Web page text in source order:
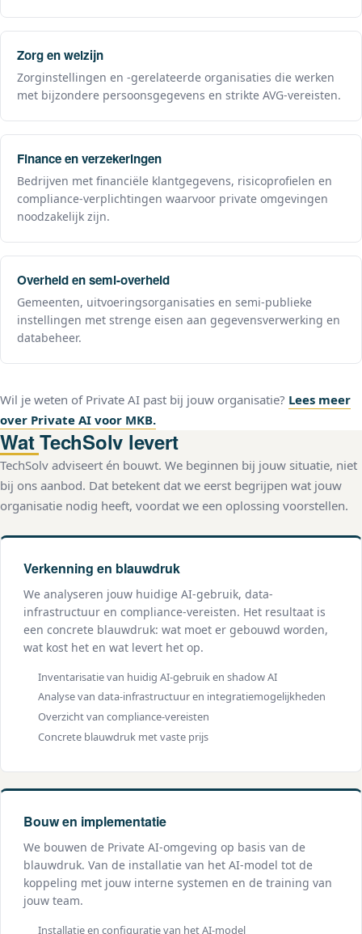
Zorg en welzijn
Zorginstellingen en -gerelateerde organisaties die werken
met bijzondere persoonsgegevens en strikte AVG-vereisten.
Finance en verzekeringen
Bedrijven met financiële klantgegevens, risicoprofielen en
compliance-verplichtingen waarvoor private omgevingen
noodzakelijk zijn.
Overheid en semi-overheid
Gemeenten, uitvoeringsorganisaties en semi-publieke
instellingen met strenge eisen aan gegevensverwerking en
databeheer.
Wil je weten of Private AI past bij jouw organisatie? Lees meer
over Private AI voor MKB.
Wat TechSolv levert
TechSolv adviseert én bouwt. We beginnen bij jouw situatie, niet
bij ons aanbod. Dat betekent dat we eerst begrijpen wat jouw
organisatie nodig heeft, voordat we een oplossing voorstellen.
Verkenning en blauwdruk
We analyseren jouw huidige AI-gebruik, data-
infrastructuur en compliance-vereisten. Het resultaat is
een concrete blauwdruk: wat moet er gebouwd worden,
wat kost het en wat levert het op.
Inventarisatie van huidig AI-gebruik en shadow AI
Analyse van data-infrastructuur en integratiemogelijkheden
Overzicht van compliance-vereisten
Concrete blauwdruk met vaste prijs
Bouw en implementatie
We bouwen de Private AI-omgeving op basis van de
blauwdruk. Van de installatie van het AI-model tot de
koppeling met jouw interne systemen en de training van
jouw team.
Installatie en configuratie van het AI-model